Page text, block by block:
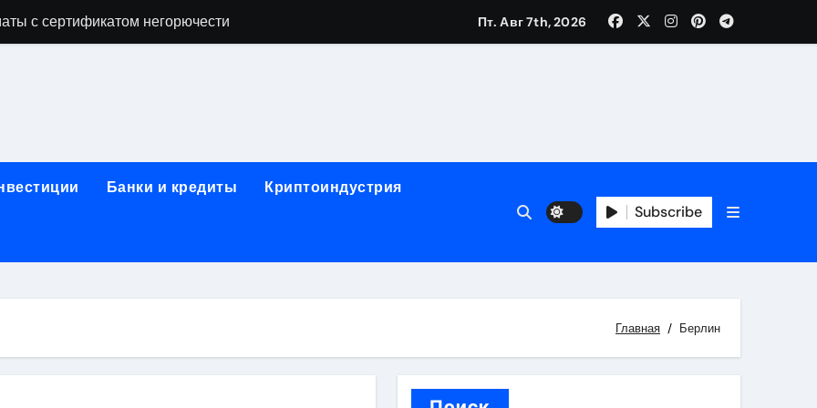
с сертификатом негорючести
и направляющих для конвейерных лент
лотков для хранения электронных компонентов
этапы строительства, проверка застройщика и сценарии оформления сделки
Пт. Авг 7th, 2026
Банки и кредиты Криптоиндустрия
Subscribe
Главная Берлин